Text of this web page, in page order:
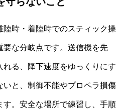
陸時・着陸時でのスティック操
要な分岐点です。送信機を先
れる、降下速度をゆっくりにす
いと、制御不能やプロペラ損傷
す。安全な場所で練習し、手順